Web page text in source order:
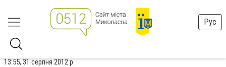
Рус
13:55, 31 серпня 2012 р.